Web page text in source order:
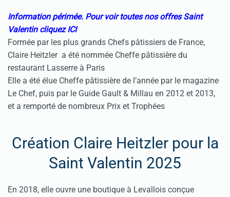
Information périmée. Pour voir toutes nos offres Saint
Valentin cliquezICI
Formée par les plus grands Chefs pâtissiers de France,
Claire Heitzler a été nommée Cheffe pâtissière du
restaurant Lasserre à Paris
Elle a été élue Cheffe pâtissière de l’année par le magazine
Le Chef, puis par le Guide Gault & Millau en 2012 et 2013,
et a remporté de nombreux Prix et Trophées
Création Claire Heitzler pour la
Saint Valentin 2025
En 2018, elle ouvre une boutique à Levallois conçue